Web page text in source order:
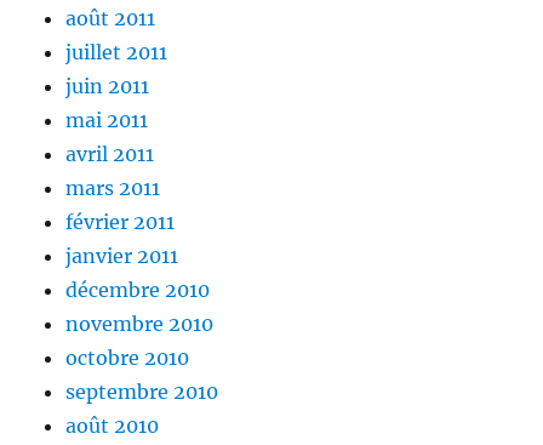
août 2011
juillet 2011
juin 2011
mai 2011
avril 2011
mars 2011
février 2011
janvier 2011
décembre 2010
novembre 2010
octobre 2010
septembre 2010
août 2010